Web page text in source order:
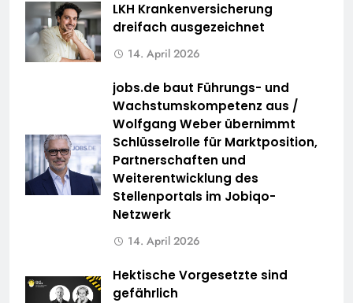
LKH Krankenversicherung
dreifach ausgezeichnet
14. April 2026
jobs.de baut Führungs- und
Wachstumskompetenz aus /
Wolfgang Weber übernimmt
Schlüsselrolle für Marktposition,
Partnerschaften und
Weiterentwicklung des
Stellenportals im Jobiqo-
Netzwerk
14. April 2026
Hektische Vorgesetzte sind
gefährlich